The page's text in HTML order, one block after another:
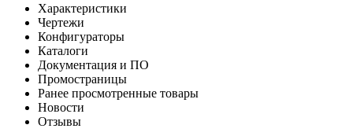
Характеристики
Чертежи
Конфигураторы
Каталоги
Документация и ПО
Промостраницы
Ранее просмотренные товары
Новости
Отзывы